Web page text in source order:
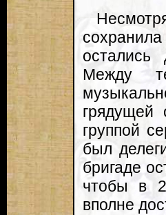
Между
группой
был
бригаде
чтобы в
вполне